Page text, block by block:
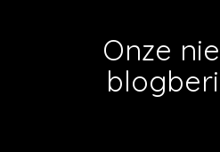
Onze